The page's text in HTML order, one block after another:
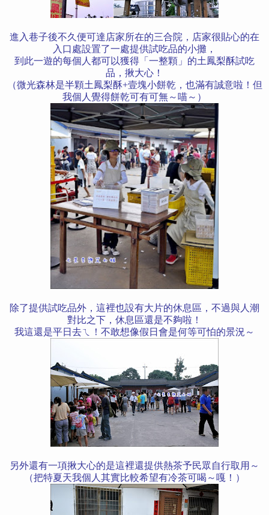
進入巷子後不久便可達店家所在的三合院，店家很貼心的在
入口處設置了一處提供試吃品的小攤，
到此一遊的每個人都可以獲得「一整顆」的土鳳梨酥試吃
品，揪大心！
（微光森林是半顆土鳳梨酥+壹塊小餅乾，也滿有誠意啦！但
我個人覺得餅乾可有可無～喵～）
除了提供試吃品外，這裡也設有大片的休息區，不過與人潮
對比之下，休息區還是不夠啦！
我這還是平日去ㄟ！不敢想像假日會是何等可怕的景況～
另外還有一項揪大心的是這裡還提供熱茶予民眾自行取用～
（把特夏天我個人其實比較希望有冷茶可喝～嘎！）